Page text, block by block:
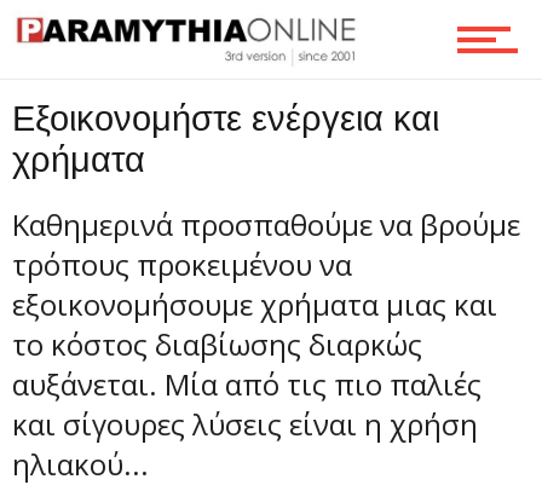
Επικοινωνία
Εξοικονομήστε ενέργεια και
χρήματα
Καθημερινά προσπαθούμε να βρούμε
τρόπους προκειμένου να
εξοικονομήσουμε χρήματα μιας και
το κόστος διαβίωσης διαρκώς
αυξάνεται. Μία από τις πιο παλιές
και σίγουρες λύσεις είναι η χρήση
ηλιακού...